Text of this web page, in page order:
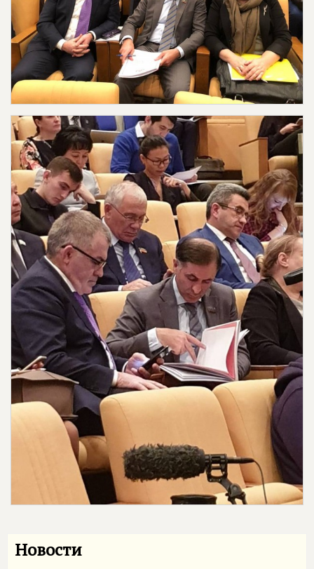
Новости